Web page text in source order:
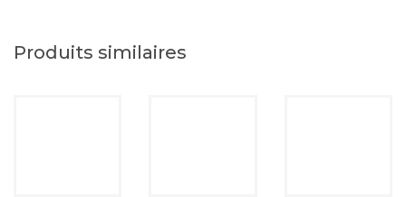
Produits similaires